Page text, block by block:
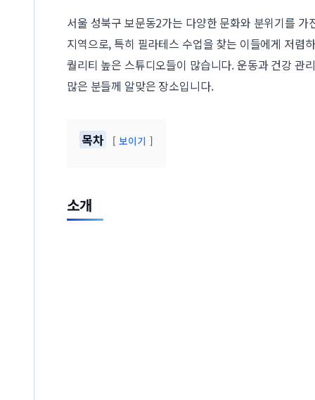
서울 성북구 보문동2가는 다양한 문화와 분위기를 가
지역으로, 특히 필라테스 수업을 찾는 이들에게 저렴
퀄리티 높은 스튜디오들이 많습니다. 운동과 건강 관
많은 분들께 알맞은 장소입니다.
목차 보이기
소개